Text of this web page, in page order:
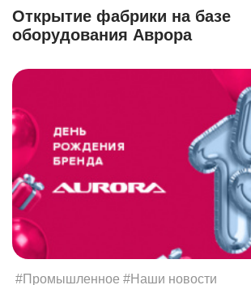
Открытие фабрики на базе
оборудования Аврора
#Промышленное #Наши новости